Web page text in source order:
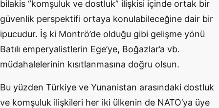
bilakis “komşuluk ve dostluk” ilişkisi içinde ortak bir
güvenlik perspektifi ortaya konulabileceğine dair bir
ipucudur. İş ki Montrö’de olduğu gibi gelişme yönü
Batılı emperyalistlerin Ege’ye, Boğazlar’a vb.
müdahalelerinin kısıtlanmasına doğru olsun.
Bu yüzden Türkiye ve Yunanistan arasındaki dostluk
ve komşuluk ilişkileri her iki ülkenin de NATO’ya üye